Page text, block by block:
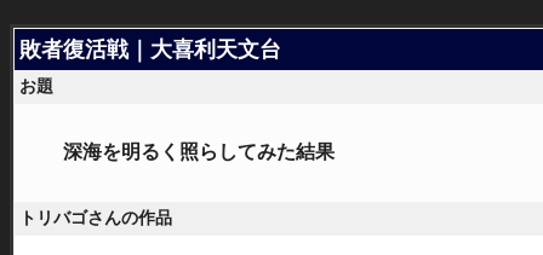
敗者復活戦｜大喜利天文台
お題
深海を明るく照らしてみた結果
トリバゴさんの作品